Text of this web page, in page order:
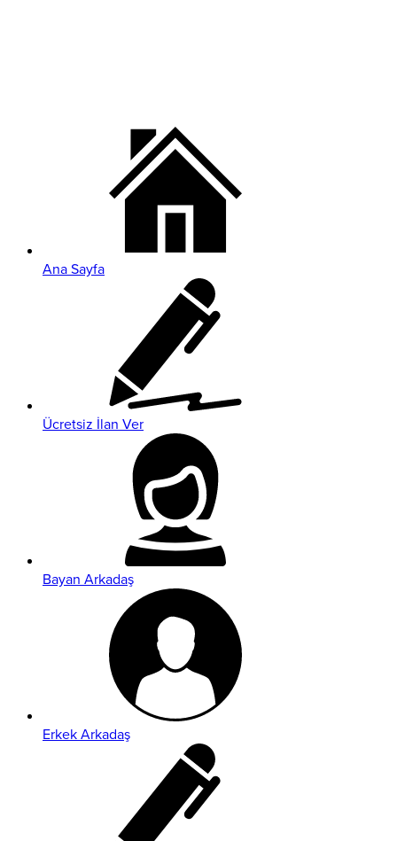
Ana Sayfa
Ücretsiz İlan Ver
Bayan Arkadaş
Erkek Arkadaş